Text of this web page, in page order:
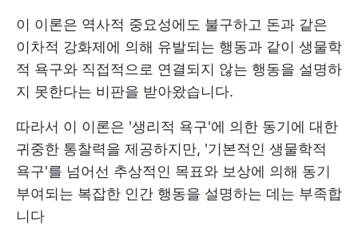
이 이론은 역사적 중요성에도 불구하고 돈과 같은
이차적 강화제에 의해 유발되는 행동과 같이 생물학
적 욕구와 직접적으로 연결되지 않는 행동을 설명하
지 못한다는 비판을 받아왔습니다.
따라서 이 이론은 '생리적 욕구'에 의한 동기에 대한
귀중한 통찰력을 제공하지만, '기본적인 생물학적
욕구'를 넘어선 추상적인 목표와 보상에 의해 동기
부여되는 복잡한 인간 행동을 설명하는 데는 부족합
니다